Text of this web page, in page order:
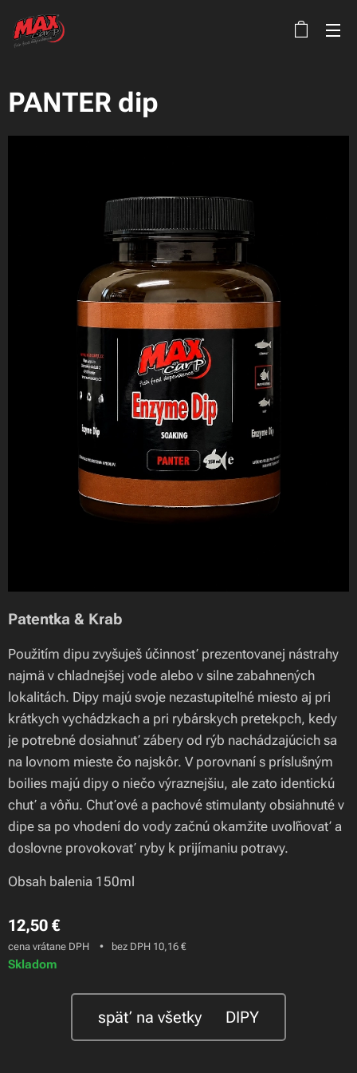
PANTER dip
Patentka & Krab
Použitím dipu zvyšuješ účinnosť prezentovanej nástrahy
najmä v chladnejšej vode alebo v silne zabahnených
lokalitách. Dipy majú svoje nezastupiteľné miesto aj pri
krátkych vychádzkach a pri rybárskych pretekpch, kedy
je potrebné dosiahnuť zábery od rýb nachádzajúcich sa
na lovnom mieste čo najskôr. V porovnaní s príslušným
boilies majú dipy o niečo výraznejšiu, ale zato identickú
chuť a vôňu. Chuťové a pachové stimulanty obsiahnuté v
dipe sa po vhodení do vody začnú okamžite uvoľňovať a
doslovne provokovať ryby k prijímaniu potravy.
Obsah balenia 150ml
12,50 €
cena vrátane DPH bez DPH 10,16 €
Skladom
späť na všetky 🍃DIPY